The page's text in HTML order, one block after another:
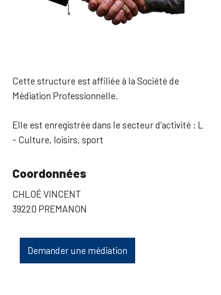
Cette structure est affiliée à la Société de
Médiation Professionnelle.
Elle est enregistrée dans le secteur d'activité : L
- Culture, loisirs, sport
Coordonnées
CHLOÉ VINCENT
39220 PREMANON
Demander une médiation